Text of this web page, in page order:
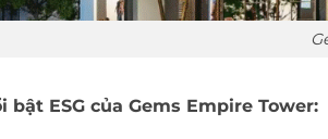
bật ESG của Gems Empire Tower: